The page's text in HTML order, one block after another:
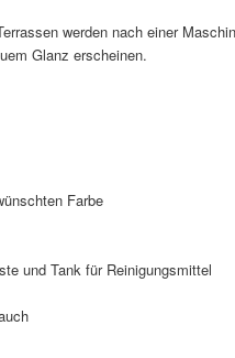
werden nach einer
Glanz erscheinen.
Farbe
und Tank für Reinigungsmittel